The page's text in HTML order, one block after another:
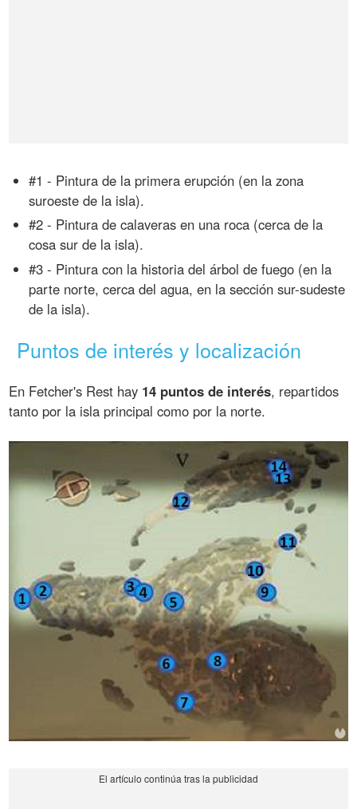
#1 - Pintura de la primera erupción (en la zona
suroeste de la isla).
#2 - Pintura de calaveras en una roca (cerca de la
cosa sur de la isla).
#3 - Pintura con la historia del árbol de fuego (en la
parte norte, cerca del agua, en la sección sur-sudeste
de la isla).
Puntos de interés y localización
En Fetcher's Rest hay 14 puntos de interés, repartidos
tanto por la isla principal como por la norte.